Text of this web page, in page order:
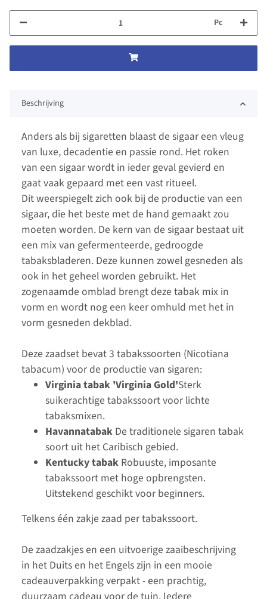
Pc
Beschrijving
Anders als bij sigaretten blaast de sigaar een vleug
van luxe, decadentie en passie rond. Het roken
van een sigaar wordt in ieder geval gevierd en
gaat vaak gepaard met een vast ritueel.
Dit weerspiegelt zich ook bij de productie van een
sigaar, die het beste met de hand gemaakt zou
moeten worden. De kern van de sigaar bestaat uit
een mix van gefermenteerde, gedroogde
tabaksbladeren. Deze kunnen zowel gesneden als
ook in het geheel worden gebruikt. Het
zogenaamde omblad brengt deze tabak mix in
vorm en wordt nog een keer omhuld met het in
vorm gesneden dekblad.
Deze zaadset bevat 3 tabakssoorten (Nicotiana
tabacum) voor de productie van sigaren:
Virginia tabak 'Virginia Gold'Sterk
suikerachtige tabakssoort voor lichte
tabaksmixen.
Havannatabak De traditionele sigaren tabak
soort uit het Caribisch gebied.
Kentucky tabak Robuuste, imposante
tabakssoort met hoge opbrengsten.
Uitstekend geschikt voor beginners.
Telkens één zakje zaad per tabakssoort.
De zaadzakjes en een uitvoerige zaaibeschrijving
in het Duits en het Engels zijn in een mooie
cadeauverpakking verpakt - een prachtig,